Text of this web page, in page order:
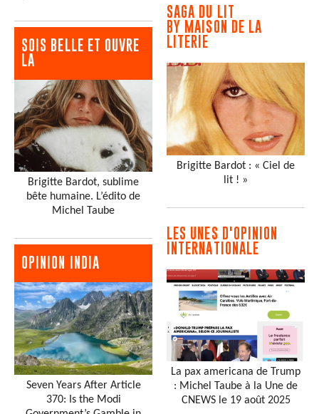
SOIS BELLE ET OUVRE
LA
Brigitte Bardot, sublime
bête humaine. L’édito de
Michel Taube
OPINION INDIA
Seven Years After Article
370: Is the Modi
SAGA DU LIT
BY MAISON DE LA
LITERIE
Brigitte Bardot : « Ciel de
lit ! »
LES UNES D'OPINION
INTERNATIONALE
La pax americana de Trump
: Michel Taube à la Une de
CNEWS le 19 août 2025